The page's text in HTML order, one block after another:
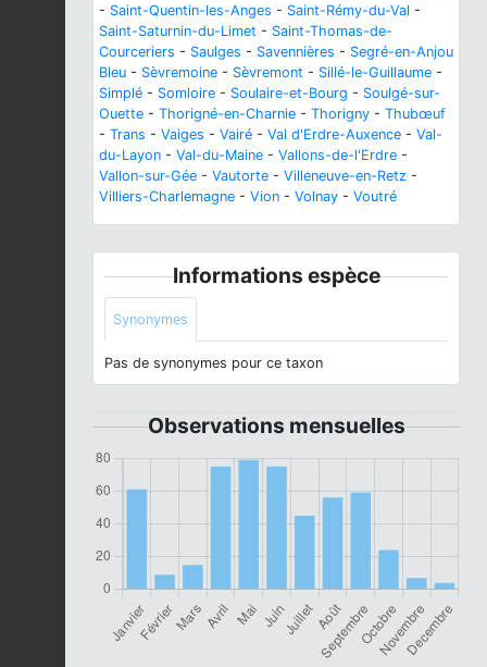
- Saint-Quentin-les-Anges - Saint-Rémy-du-Val -
Saint-Saturnin-du-Limet - Saint-Thomas-de-
Courceriers - Saulges - Savennières - Segré-en-Anjou
Bleu - Sèvremoine - Sèvremont - Sillé-le-Guillaume -
Simplé - Somloire - Soulaire-et-Bourg - Soulgé-sur-
Ouette - Thorigné-en-Charnie - Thorigny - Thubœuf
- Trans - Vaiges - Vairé - Val d'Erdre-Auxence - Val-
du-Layon - Val-du-Maine - Vallons-de-l'Erdre -
Vallon-sur-Gée - Vautorte - Villeneuve-en-Retz -
Villiers-Charlemagne - Vion - Volnay - Voutré
Informations espèce
Synonymes
Pas de synonymes pour ce taxon
Observations mensuelles